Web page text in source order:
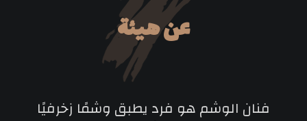
عن هيئة
فنان الوشم هو فرد يطبق وشمًا زخرفيًا